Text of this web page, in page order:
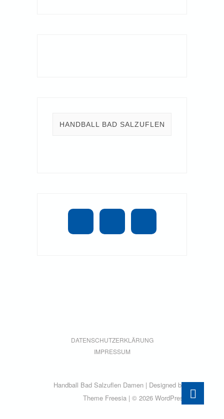
HANDBALL BAD SALZUFLEN
DATENSCHUTZERKLÄRUNG
IMPRESSUM
Handball Bad Salzuflen Damen | Designed by:
Theme Freesia | © 2026 WordPress